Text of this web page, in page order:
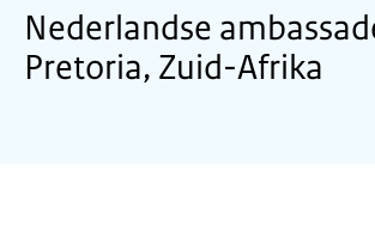
Nederlandse
Pretoria, Zuid-Afrika